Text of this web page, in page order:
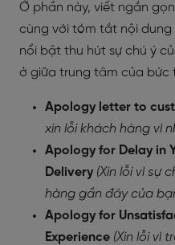
Ở phần này, viết ngắn
cùng với tóm tắt nội dung
nổi bật thu hút sự chú ý
ở giữa trung tâm của bức
Apology letter to
xin lỗi khách hàng vì
Apology for Delay in
Delivery (Xin lỗi vì sự
hàng gần đây của
Apology for
Experience (Xin lỗi vì